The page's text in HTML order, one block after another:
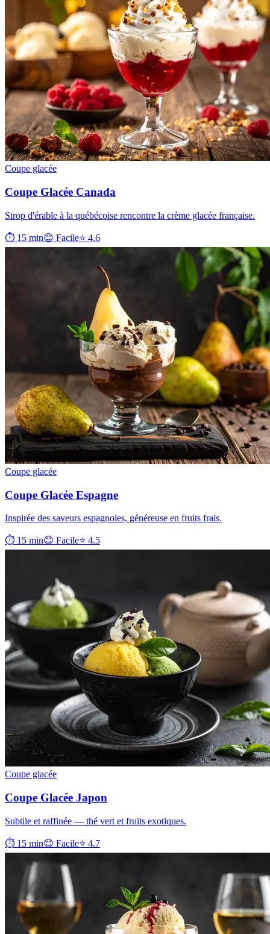
Coupe glacée
Coupe Glacée Canada
Sirop d'érable à la québécoise rencontre la crème glacée française.
⏱ 15 min😊 Facile⭐ 4.6
Coupe glacée
Coupe Glacée Espagne
Inspirée des saveurs espagnoles, généreuse en fruits frais.
⏱ 15 min😊 Facile⭐ 4.5
Coupe glacée
Coupe Glacée Japon
Subtile et raffinée — thé vert et fruits exotiques.
⏱ 15 min😊 Facile⭐ 4.7